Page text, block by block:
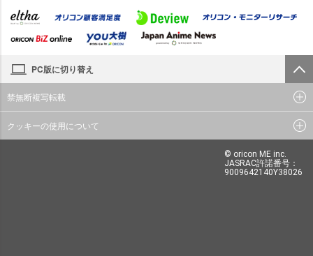
PC版に切り替え
禁無断複写転載
クッキーの使用について
© oricon ME inc.
JASRAC許諾番号：
9009642140Y38026